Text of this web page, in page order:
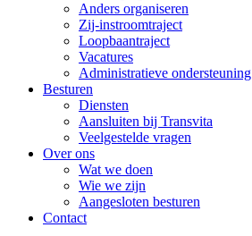
Anders organiseren
Zij-instroomtraject
Loopbaantraject
Vacatures
Administratieve ondersteuning
Besturen
Diensten
Aansluiten bij Transvita
Veelgestelde vragen
Over ons
Wat we doen
Wie we zijn
Aangesloten besturen
Contact